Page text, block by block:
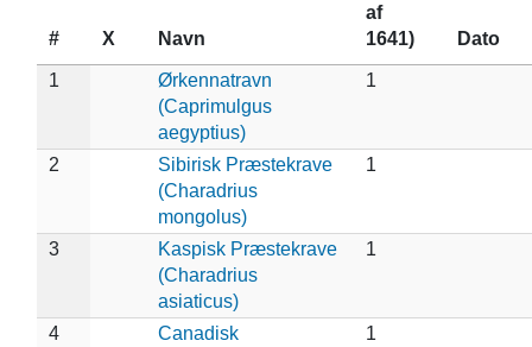
# X Navn
af
1641)
Dato
1
Ørkennatravn
(Caprimulgus
aegyptius)
1
2
Sibirisk Præstekrave
(Charadrius
mongolus)
1
3
Kaspisk Præstekrave
(Charadrius
asiaticus)
1
4
Canadisk
1